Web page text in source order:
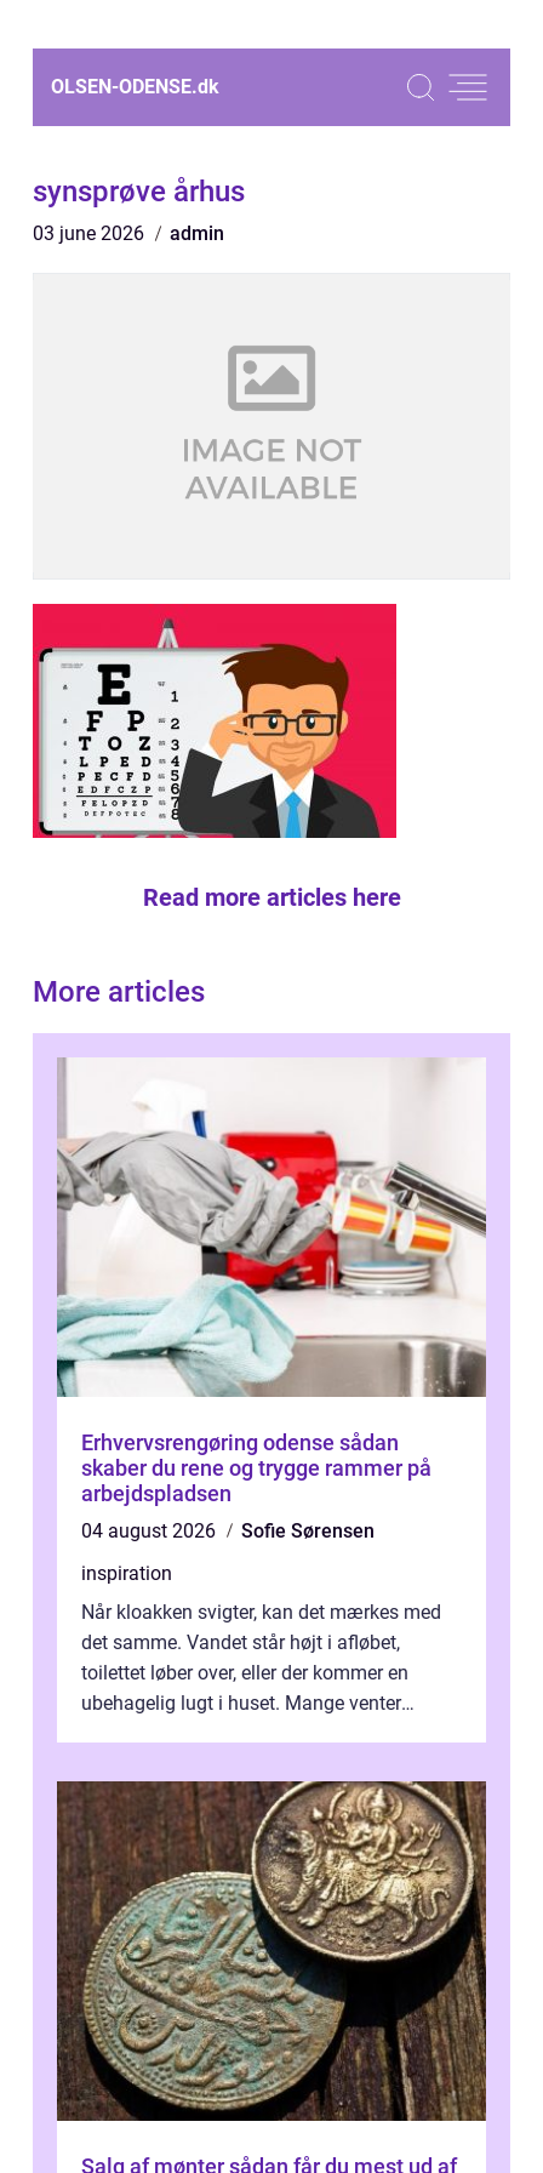
OLSEN-ODENSE.dk
synsprøve århus
03 june 2026 admin
Read more articles here
More articles
Erhvervsrengøring odense sådan
skaber du rene og trygge rammer på
arbejdspladsen
04 august 2026
Sofie Sørensen
inspiration
Når kloakken svigter, kan det mærkes med
det samme. Vandet står højt i afløbet,
toilettet løber over, eller der kommer en
ubehagelig lugt i huset. Mange venter
Salg af mønter sådan får du mest ud af